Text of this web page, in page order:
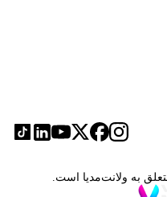
به ولانت‌مدیا است.